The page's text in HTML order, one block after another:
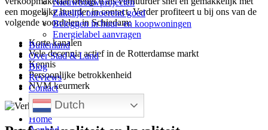
Zakelijk onroerend goed
Beleggen in huur- en koopwoningen
Energielabel aanvragen
Buitenland
Over Stad & Land
Blog
Reviews
Contact
Dutch
Home
een mogelijke huurder in contact. Verder profiteert u bij ons van de
volgende voordelen in Schiedam:
Korte kanalen
Vele decennia actief in de Rotterdamse markt
Kennis
Persoonlijke betrokkenheid
NVM keurmerk